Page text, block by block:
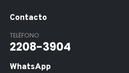
Contacto
TELÉFONO
2208-3904
WhatsApp